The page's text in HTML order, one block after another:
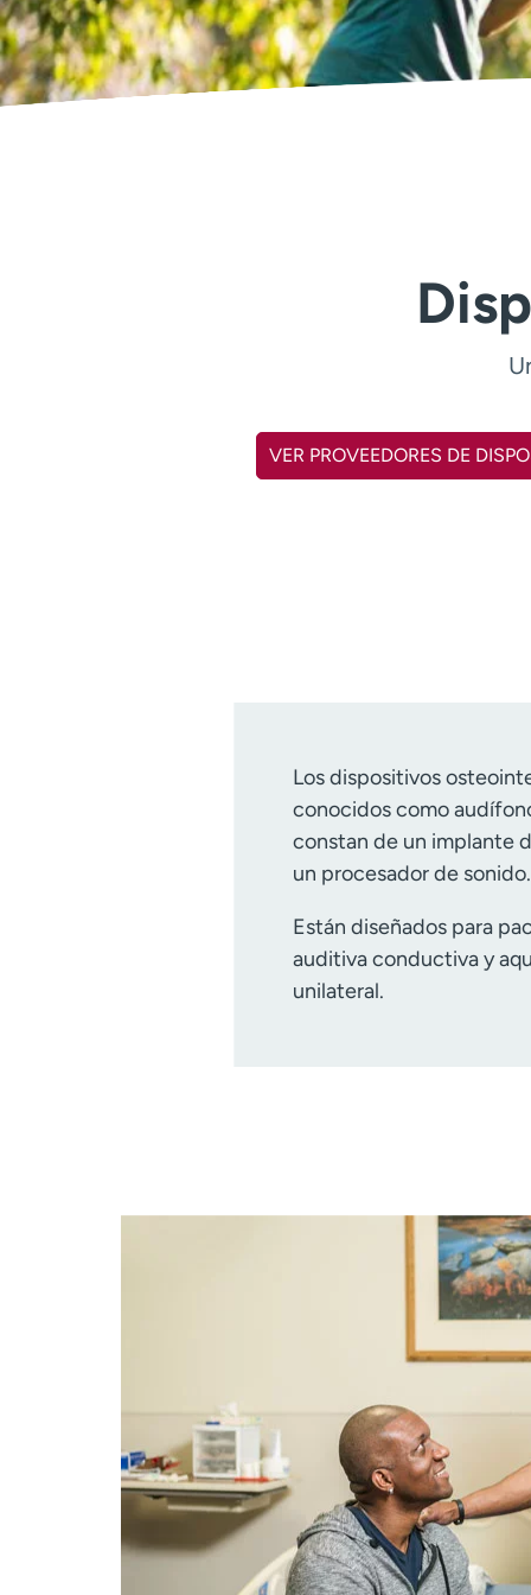
VER PROVEEDORES DE
Los dispositivos
conocidos como
constan de un implante
un procesador de sonido.
Están diseñados para
auditiva conductiva y
unilateral.